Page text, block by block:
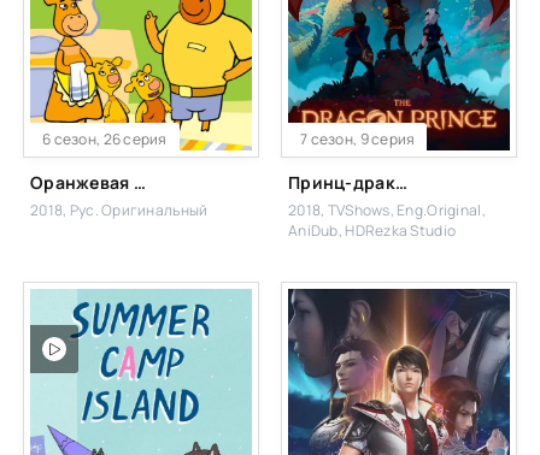
6 сезон, 26 серия
Оранжевая корова
2018, Рус. Оригинальный
7 сезон, 9 серия
Принц-дракон / Принц драконов
2018, TVShows, Eng.Original,
AniDub, HDRezka Studio